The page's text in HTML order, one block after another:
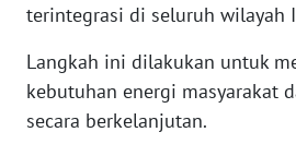
terintegrasi di seluruh wilayah
Langkah ini dilakukan untuk
kebutuhan energi masyarakat
secara berkelanjutan.
Wahana
Regional
WN